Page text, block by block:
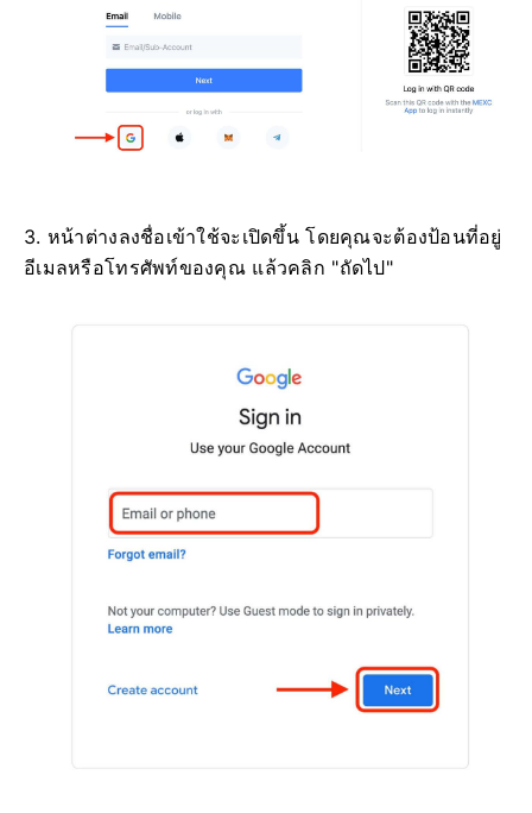
3. หน้าต่างลงชื่อเข้าใช้จะเปิดขึ้น โดยคุณจะต้องป้อนที่อยู่
อีเมลหรือโทรศัพท์ของคุณ แล้วคลิก "ถัดไป"